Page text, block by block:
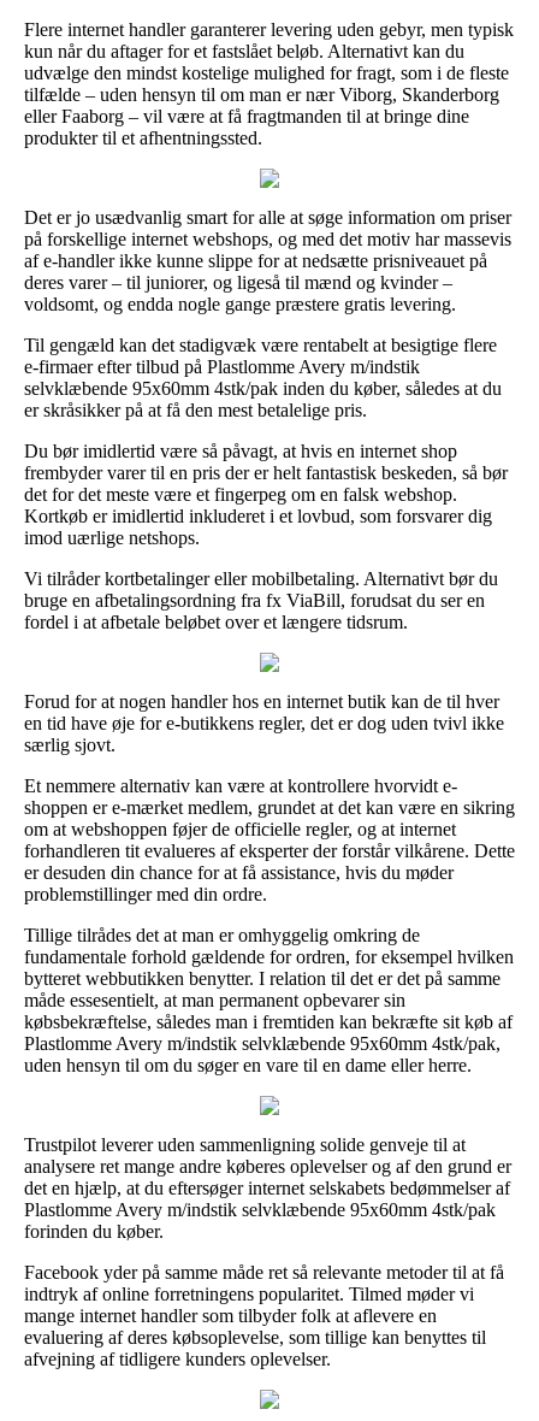
Flere internet handler garanterer levering uden gebyr, men typisk
kun når du aftager for et fastslået beløb. Alternativt kan du
udvælge den mindst kostelige mulighed for fragt, som i de fleste
tilfælde – uden hensyn til om man er nær Viborg, Skanderborg
eller Faaborg – vil være at få fragtmanden til at bringe dine
produkter til et afhentningssted.
Det er jo usædvanlig smart for alle at søge information om priser
på forskellige internet webshops, og med det motiv har massevis
af e-handler ikke kunne slippe for at nedsætte prisniveauet på
deres varer – til juniorer, og ligeså til mænd og kvinder –
voldsomt, og endda nogle gange præstere gratis levering.
Til gengæld kan det stadigvæk være rentabelt at besigtige flere
e-firmaer efter tilbud på Plastlomme Avery m/indstik
selvklæbende 95x60mm 4stk/pak inden du køber, således at du
er skråsikker på at få den mest betalelige pris.
Du bør imidlertid være så påvagt, at hvis en internet shop
frembyder varer til en pris der er helt fantastisk beskeden, så bør
det for det meste være et fingerpeg om en falsk webshop.
Kortkøb er imidlertid inkluderet i et lovbud, som forsvarer dig
imod uærlige netshops.
Vi tilråder kortbetalinger eller mobilbetaling. Alternativt bør du
bruge en afbetalingsordning fra fx ViaBill, forudsat du ser en
fordel i at afbetale beløbet over et længere tidsrum.
Forud for at nogen handler hos en internet butik kan de til hver
en tid have øje for e-butikkens regler, det er dog uden tvivl ikke
særlig sjovt.
Et nemmere alternativ kan være at kontrollere hvorvidt e-
shoppen er e-mærket medlem, grundet at det kan være en sikring
om at webshoppen føjer de officielle regler, og at internet
forhandleren tit evalueres af eksperter der forstår vilkårene. Dette
er desuden din chance for at få assistance, hvis du møder
problemstillinger med din ordre.
Tillige tilrådes det at man er omhyggelig omkring de
fundamentale forhold gældende for ordren, for eksempel hvilken
bytteret webbutikken benytter. I relation til det er det på samme
måde essesentielt, at man permanent opbevarer sin
købsbekræftelse, således man i fremtiden kan bekræfte sit køb af
Plastlomme Avery m/indstik selvklæbende 95x60mm 4stk/pak,
uden hensyn til om du søger en vare til en dame eller herre.
Trustpilot leverer uden sammenligning solide genveje til at
analysere ret mange andre køberes oplevelser og af den grund er
det en hjælp, at du eftersøger internet selskabets bedømmelser af
Plastlomme Avery m/indstik selvklæbende 95x60mm 4stk/pak
forinden du køber.
Facebook yder på samme måde ret så relevante metoder til at få
indtryk af online forretningens popularitet. Tilmed møder vi
mange internet handler som tilbyder folk at aflevere en
evaluering af deres købsoplevelse, som tillige kan benyttes til
afvejning af tidligere kunders oplevelser.